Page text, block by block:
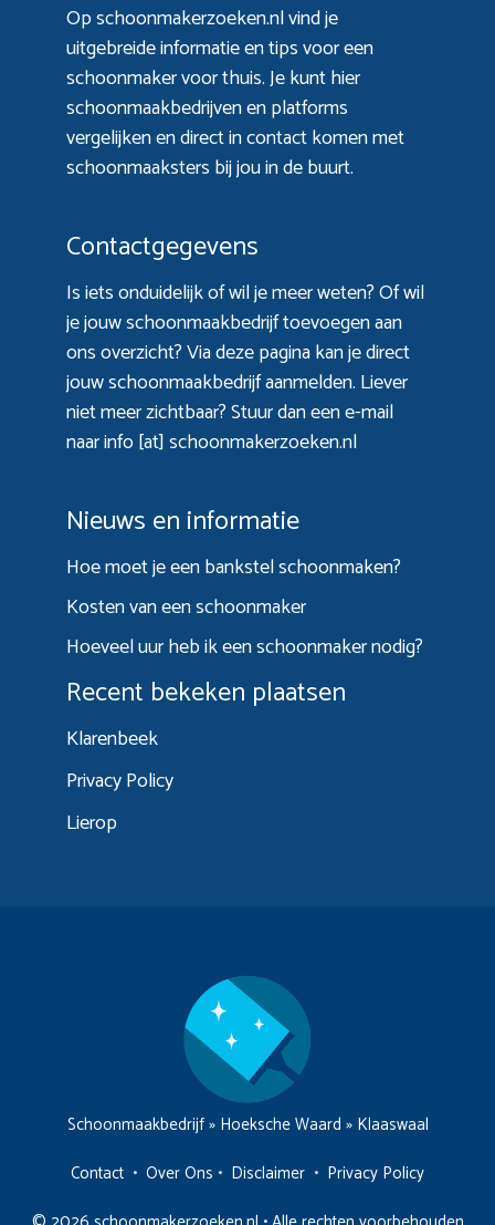
Op schoonmakerzoeken.nl vind je
uitgebreide informatie en tips voor een
schoonmaker voor thuis. Je kunt hier
schoonmaakbedrijven en platforms
vergelijken en direct in contact komen met
schoonmaaksters bij jou in de buurt.
Contactgegevens
Is iets onduidelijk of wil je meer weten? Of wil
je jouw schoonmaakbedrijf toevoegen aan
ons overzicht? Viadeze paginakan je direct
jouw schoonmaakbedrijf aanmelden. Liever
niet meer zichtbaar? Stuur dan een e-mail
naar info [at] schoonmakerzoeken.nl
Nieuws en informatie
Hoe moet je een bankstel schoonmaken?
Kosten van een schoonmaker
Hoeveel uur heb ik een schoonmaker nodig?
Recent bekeken plaatsen
Klarenbeek
Privacy Policy
Lierop
Schoonmaakbedrijf» Hoeksche Waard » Klaaswaal
Contact • Over Ons • Disclaimer • Privacy Policy